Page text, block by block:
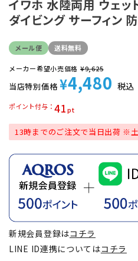
イワホ 水陸両用 ウェッ
ダイビング サーフィン
メール便 送料無料
メーカー希望小売価格 ¥9,625
当店特別価格 ¥4,480 税込
41
ポイント付与
13時までのご注文で当日出荷 ※
新規会員登録はコチラ
LINE ID連携についてはコチラ